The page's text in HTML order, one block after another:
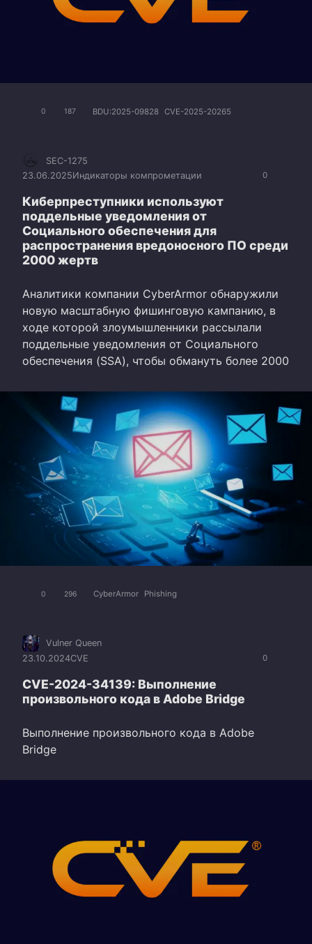
0 187 BDU:2025-09828 CVE-2025-20265
0
SEC-1275
23.06.2025Индикаторы компрометации
Киберпреступники используют
поддельные уведомления от
Социального обеспечения для
распространения вредоносного ПО среди
2000 жертв
Аналитики компании CyberArmor обнаружили
новую масштабную фишинговую кампанию, в
ходе которой злоумышленники рассылали
поддельные уведомления от Социального
обеспечения (SSA), чтобы обмануть более 2000
0 296 CyberArmor Phishing
0
Vulner Queen
23.10.2024CVE
CVE-2024-34139: Выполнение
произвольного кода в Adobe Bridge
Выполнение произвольного кода в Adobe
Bridge